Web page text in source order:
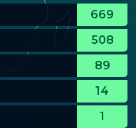
669
508
89
14
1